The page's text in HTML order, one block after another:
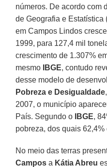
números. De acordo com
de Geografia e Estatística
em Campos Lindos
1999, para 127,4 mil
crescimento de 1.307%
mesmo
IBGE, contudo
desse modelo de
Pobreza e Desigualdade
2007, o município
País. Segundo o
IBGE,
pobreza, dos quais
No meio das terras
Campos a Kátia Abreu